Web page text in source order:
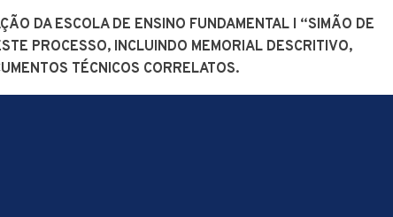
DA ESCOLA DE ENSINO FUNDAMENTAL I “SIMÃO DE
PROCESSO, INCLUINDO MEMORIAL DESCRITIVO,
TÉCNICOS CORRELATOS.